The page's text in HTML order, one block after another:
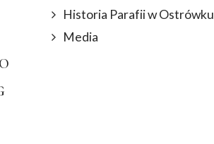
Historia Parafii w Ostrówku
Media